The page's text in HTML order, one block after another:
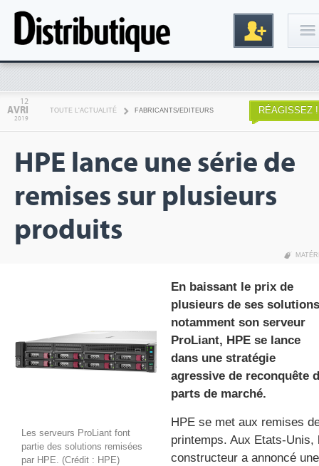
12
AVRI
2019
TOUTE L'ACTUALITÉ FABRICANTS/EDITEURS RÉAGISSEZ !
HPE lance une série de
remises sur plusieurs
produits
Les serveurs ProLiant font
partie des solutions remisées
par HPE. (Crédit : HPE)
En baissant le prix de
plusieurs de ses
notamment son serveur
ProLiant, HPE se lance
dans une stratégie
agressive de reconquête
parts de marché.
HPE se met aux remises
printemps. Aux Etats-Unis,
constructeur a annoncé une